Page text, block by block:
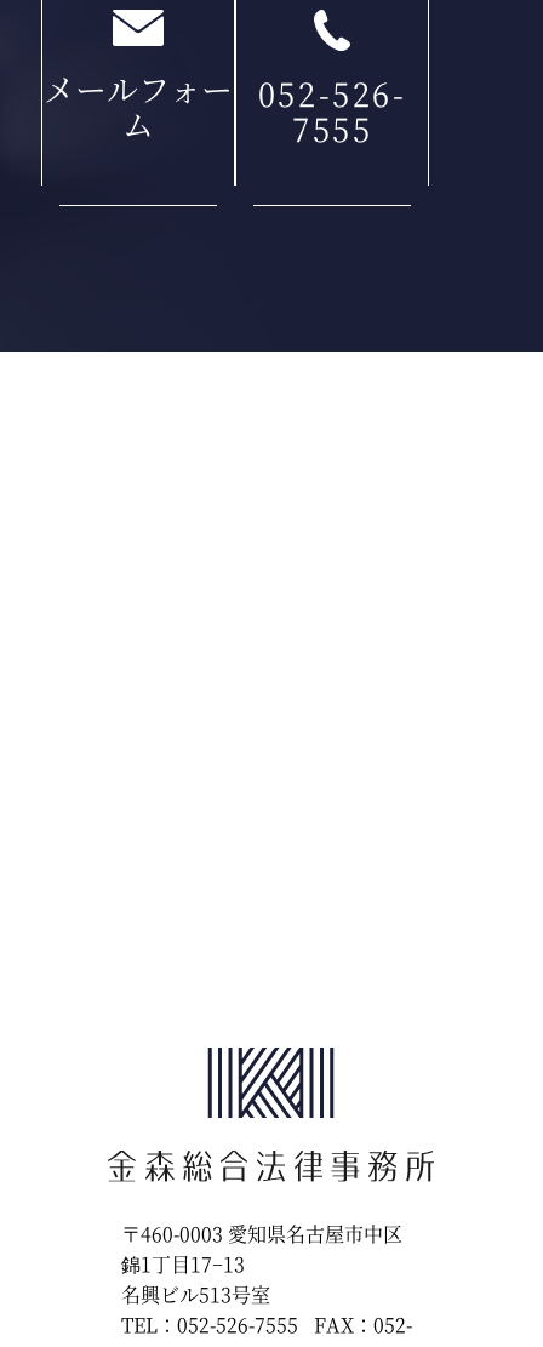
メールフォー
ム
052-526-
7555
〒460-0003 愛知県名古屋市中区
錦1丁目17−13
名興ビル513号室
TEL：052-526-7555
FAX：052-